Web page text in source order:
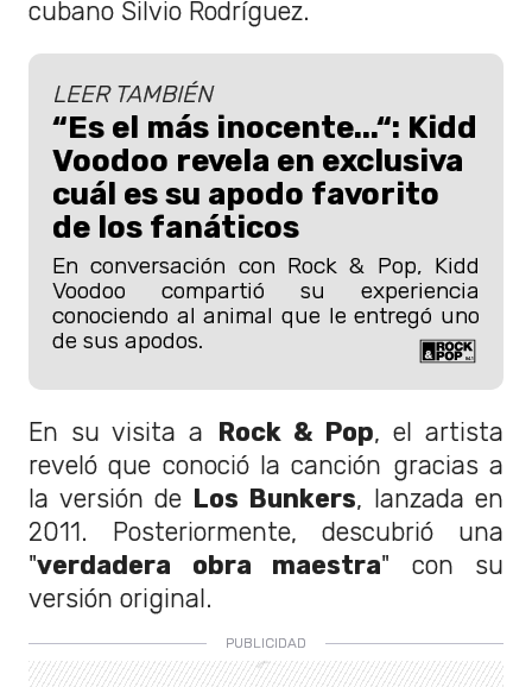
cubano Silvio Rodríguez.
LEER TAMBIÉN
“Es el más inocente...“: Kidd
Voodoo revela en exclusiva
cuál es su apodo favorito
de los fanáticos
En conversación con Rock & Pop, Kidd
Voodoo compartió su experiencia
conociendo al animal que le entregó uno
de sus apodos.
En su visita a Rock & Pop, el artista
reveló que conoció la canción gracias a
la versión de Los Bunkers, lanzada en
2011. Posteriormente, descubrió una
"verdadera obra maestra" con su
versión original.